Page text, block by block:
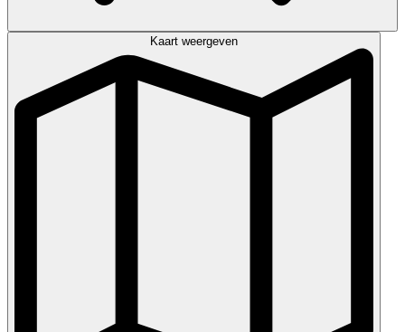
Kaart weergeven